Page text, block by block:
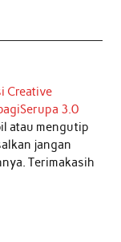
Creative
3.0
atau mengutip
jangan
Terimakasih